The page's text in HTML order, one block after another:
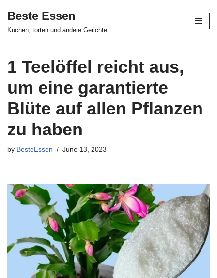
Skip
Beste Essen
Kuchen, torten und andere Gerichte
1 Teelöffel reicht aus,
um eine garantierte
Blüte auf allen Pflanzen
zu haben
by BesteEssen June 13, 2023